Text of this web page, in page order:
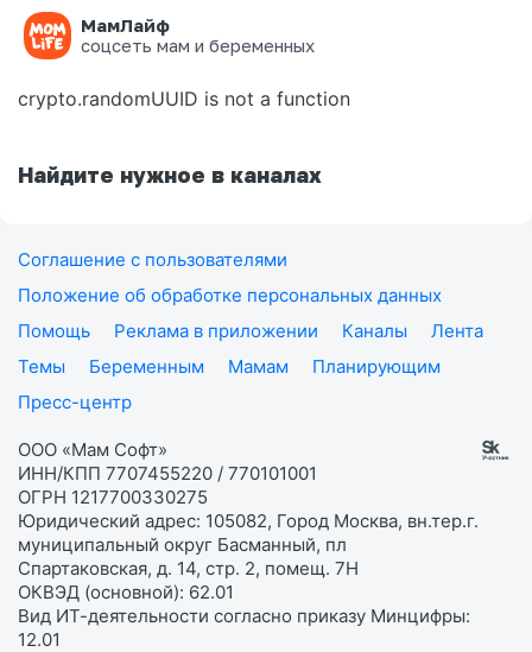
МамЛайф
соцсеть мам и беременных
Ошибка на странице
crypto.randomUUID is not a function
Найдите нужное в каналах
Соглашение с пользователями
Положение об обработке персональных данных
Помощь
Реклама в приложении Каналы
Лента
Темы
Беременным Мамам
Планирующим
Пресс-центр
ООО «Мам Софт»
ИНН/КПП 7707455220 / 770101001
ОГРН 1217700330275
Юридический адрес: 105082, Город Москва, вн.тер.г.
муниципальный округ Басманный, пл
Спартаковская, д. 14, стр. 2, помещ. 7Н
ОКВЭД (основной): 62.01
Вид ИТ-деятельности согласно приказу Минцифры:
12.01